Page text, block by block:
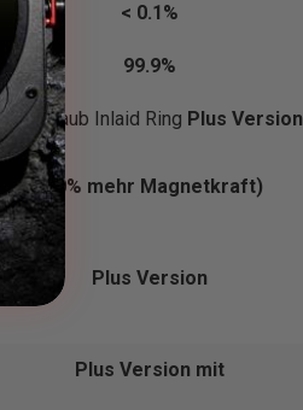
< 0.1%
99.9%
Inlaid Ring Plus Version
(30% mehr Magnetkraft)
Plus Version
Plus Version mit